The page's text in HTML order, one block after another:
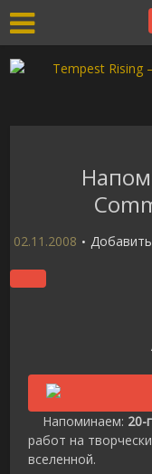
02.11.2008
Напоминаем: 20-
работ на
вселенной.